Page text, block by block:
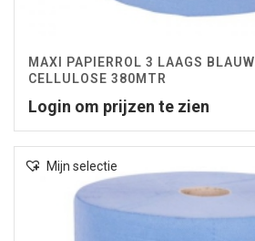
MAXI PAPIERROL 3 LAAGS BLAUW
CELLULOSE 380MTR
Login om prijzen te zien
Mijn selectie